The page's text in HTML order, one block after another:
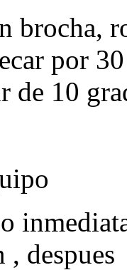
brocha,
por
de 10
,